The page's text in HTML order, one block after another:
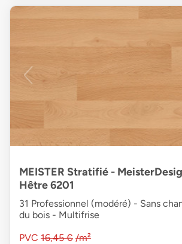
MEISTER Stratifié -
Hêtre 6201
31 Professionnel (modéré) - Sans
du bois - Multifrise
PVC 16,45 € /m²